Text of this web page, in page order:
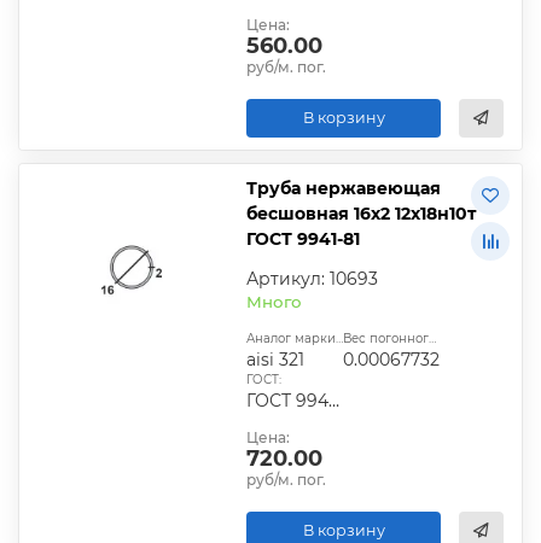
Цена:
560.00
руб/м. пог.
В корзину
Труба нержавеющая
бесшовная 16х2 12х18н10т
ГОСТ 9941-81
Артикул: 10693
Много
Аналог марки стали:
aisi 321
Вес погонного метра, т.:
0.00067732
ГОСТ:
ГОСТ 9940-81, ГОСТ 9941-81, ГОСТ 24030-80, ГОСТ 10498-82
Цена:
720.00
руб/м. пог.
В корзину